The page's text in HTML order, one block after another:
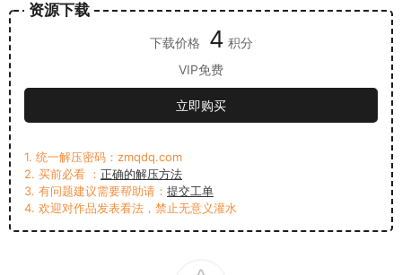
资源下载
下载价格 4 积分
VIP免费
立即购买
1. 统一解压密码：zmqdq.com
2. 买前必看 ： 正确的解压方法
3. 有问题建议需要帮助请： 提交工单
4. 欢迎对作品发表看法，禁止无意义灌水